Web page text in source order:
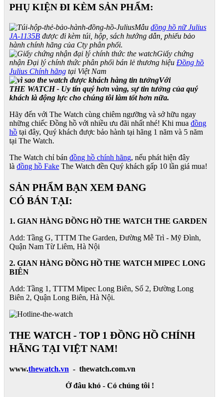
PHỤ KIỆN ĐI KÈM SẢN PHẨM:
Mẫu đồng hồ nữ Julius
JA-1135B được đi kèm túi, hộp, sách hướng dẫn, phiếu bảo
hành chính hãng của Cty phân phối.
Giấy chứng
nhận Đại lý chính thức phân phối bán lẻ thương hiệu Đồng hồ
Julius Chính hãng tại Việt Nam
Với
THE WATCH - Uy tín quý hơn vàng, sự tin tưởng của quý
khách là động lực cho chúng tôi làm tốt hơn nữa.
Hãy đến với The Watch cùng chiêm ngưỡng và sở hữu ngay
những chiếc Đồng hồ với nhiều ưu đãi nhất nhé! Khi mua đồng
hồ tại đây, Quý khách được bảo hành tại hãng 1 năm và 5 năm
tại The Watch.
The Watch chỉ bán đồng hồ chính hãng, nếu phát hiện đây
là đồng hồ Fake The Watch đền Quý khách gấp 10 lần giá mua!
SẢN PHẨM BẠN XEM ĐANG
CÓ BÁN TẠI:
1. GIAN HÀNG ĐỒNG HỒ THE WATCH THE GARDEN
Add: Tầng G, TTTM The Garden, Đường Mễ Trì - Mỹ Đình,
Quận Nam Từ Liêm, Hà Nội
2. GIAN HÀNG ĐỒNG HỒ THE WATCHMIPEC LONG
BIÊN
Add: Tầng 1, TTTM Mipec Long Biên, Số 2, Đường Long
Biên 2, Quận Long Biên, Hà Nội.
THE WATCH - TOP 1 ĐỒNG HỒ CHÍNH
HÃNG TẠI VIỆT NAM!
www.thewatch.vn - thewatch.com.vn
Ở đâu khó - Có chúng tôi !